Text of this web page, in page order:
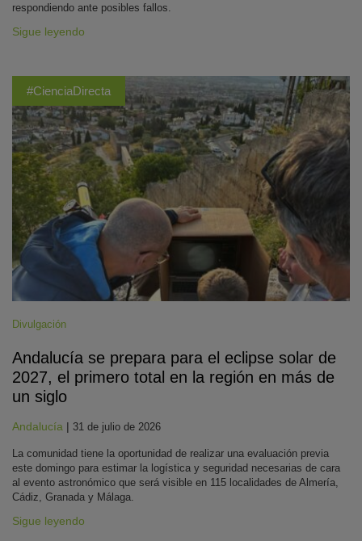
respondiendo ante posibles fallos.
Sigue leyendo
#CienciaDirecta
Divulgación
Andalucía se prepara para el eclipse solar de
2027, el primero total en la región en más de
un siglo
Andalucía | 31 de julio de 2026
La comunidad tiene la oportunidad de realizar una evaluación previa
este domingo para estimar la logística y seguridad necesarias de cara
al evento astronómico que será visible en 115 localidades de Almería,
Cádiz, Granada y Málaga.
Sigue leyendo